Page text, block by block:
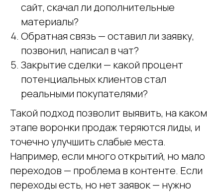
сайт, скачал ли дополнительные
материалы?
Обратная связь — оставил ли заявку,
позвонил, написал в чат?
Закрытие сделки — какой процент
потенциальных клиентов стал
реальными покупателями?
Такой подход позволит выявить, на каком
этапе воронки продаж теряются лиды, и
точечно улучшить слабые места.
Например, если много открытий, но мало
переходов — проблема в контенте. Если
переходы есть, но нет заявок — нужно